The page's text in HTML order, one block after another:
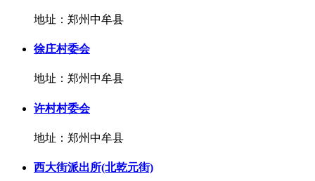
地址：郑州中牟县
徐庄村委会
地址：郑州中牟县
许村村委会
地址：郑州中牟县
西大街派出所(北乾元街)